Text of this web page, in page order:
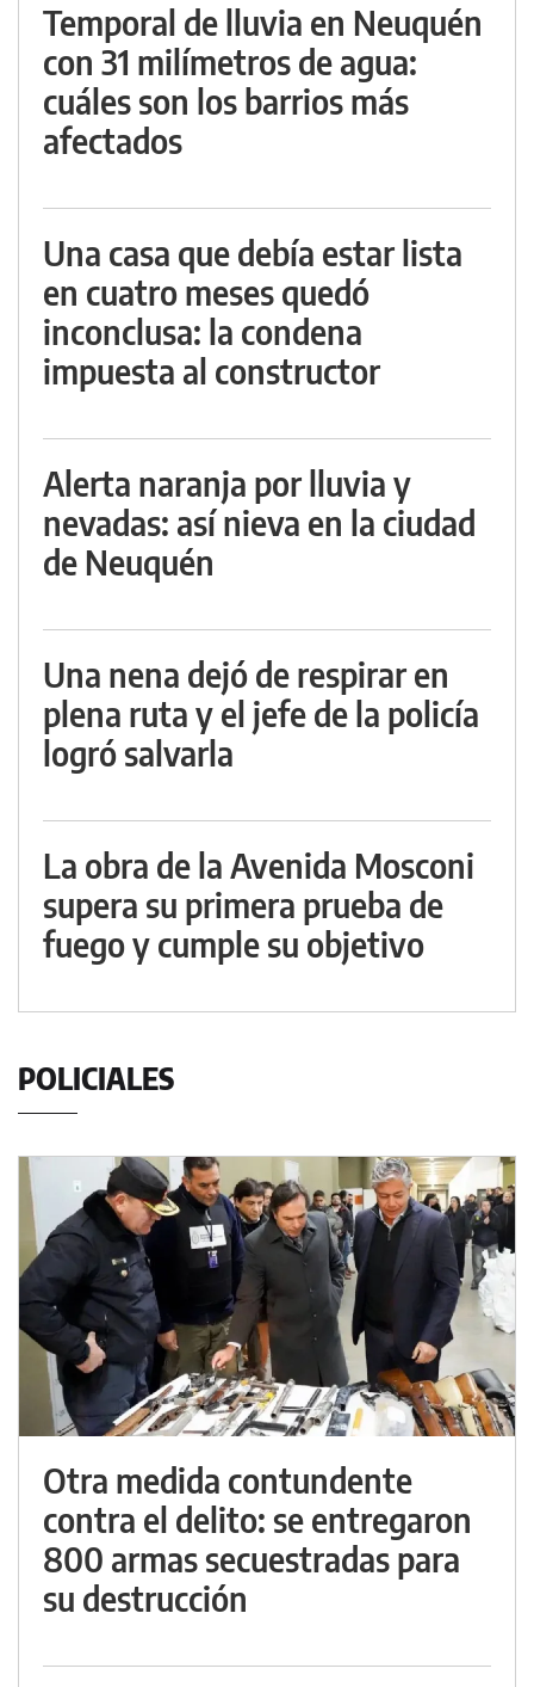
Temporal de lluvia en Neuquén
con 31 milímetros de agua:
cuáles son los barrios más
afectados
Una casa que debía estar lista
en cuatro meses quedó
inconclusa: la condena
impuesta al constructor
Alerta naranja por lluvia y
nevadas: así nieva en la ciudad
de Neuquén
Una nena dejó de respirar en
plena ruta y el jefe de la policía
logró salvarla
La obra de la Avenida Mosconi
supera su primera prueba de
fuego y cumple su objetivo
POLICIALES
Otra medida contundente
contra el delito: se entregaron
800 armas secuestradas para
su destrucción